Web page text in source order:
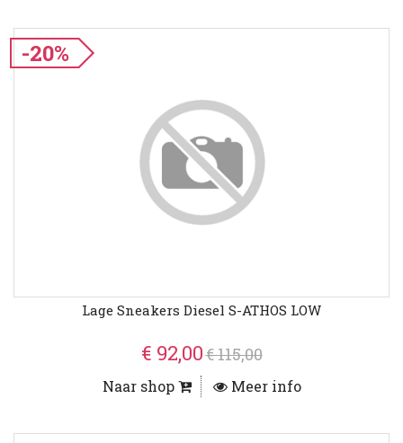
-20%
Lage Sneakers Diesel S-ATHOS LOW
€ 92,00€ 115,00
Naar shop Meer info